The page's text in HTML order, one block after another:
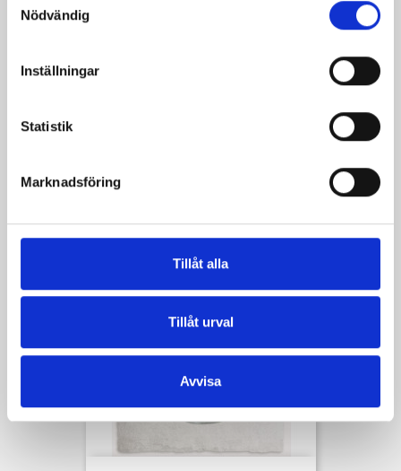
Nödvändig
Inställningar
Statistik
Marknadsföring
Tillåt alla
Tillåt urval
Avvisa